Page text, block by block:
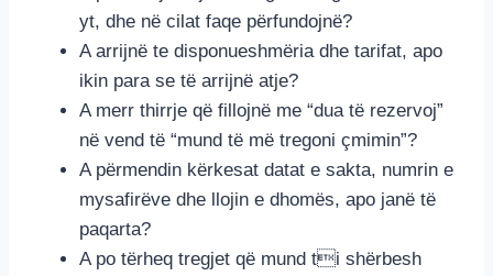
yt, dhe në cilat faqe përfundojnë?
A arrijnë te disponueshmëria dhe tarifat, apo
ikin para se të arrijnë atje?
A merr thirrje që fillojnë me “dua të rezervoj”
në vend të “mund të më tregoni çmimin”?
A përmendin kërkesat datat e sakta, numrin e
mysafirëve dhe llojin e dhomës, apo janë të
paqarta?
A po tërheq tregjet që mund ti shërbesh